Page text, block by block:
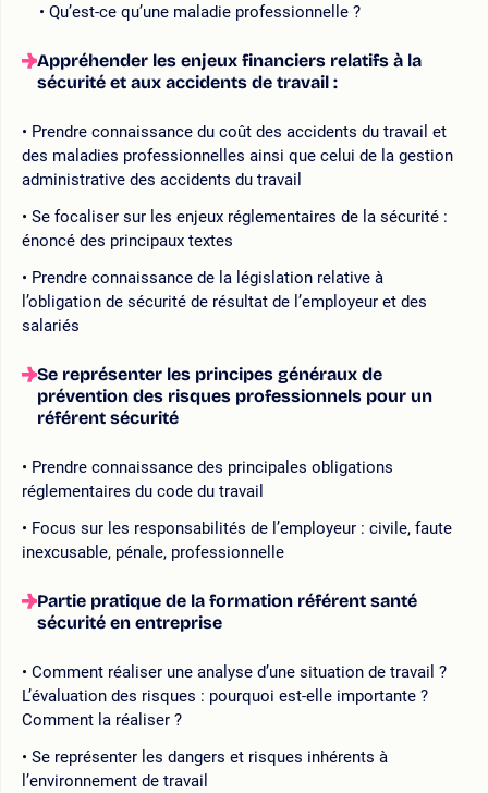
Qu’est-ce qu’une maladie professionnelle ?
Appréhender les enjeux financiers relatifs à la
sécurité et aux accidents de travail :
Prendre connaissance du coût des accidents du travail et
des maladies professionnelles ainsi que celui de la gestion
administrative des accidents du travail
Se focaliser sur les enjeux réglementaires de la sécurité :
énoncé des principaux textes
Prendre connaissance de la législation relative à
l’obligation de sécurité de résultat de l’employeur et des
salariés
Se représenter les principes généraux de
prévention des risques professionnels pour un
référent sécurité
Prendre connaissance des principales obligations
réglementaires du code du travail
Focus sur les responsabilités de l’employeur : civile, faute
inexcusable, pénale, professionnelle
Partie pratique de la formation référent santé
sécurité en entreprise
Comment réaliser une analyse d’une situation de travail ?
L’évaluation des risques : pourquoi est-elle importante ?
Comment la réaliser ?
Se représenter les dangers et risques inhérents à
l’environnement de travail